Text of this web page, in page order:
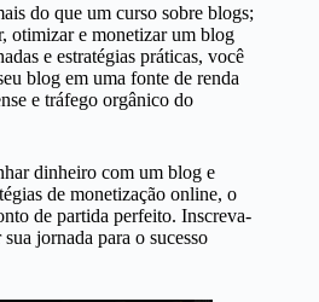
do que um curso sobre blogs;
otimizar e monetizar um blog
e estratégias práticas, você
blog em uma fonte de renda
e tráfego orgânico do
dinheiro com um blog e
de monetização online, o
de partida perfeito. Inscreva-
jornada para o sucesso